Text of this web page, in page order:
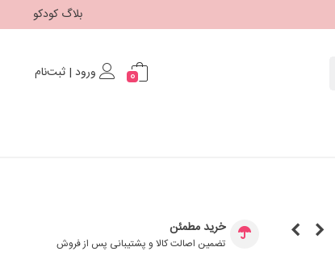
بلاگ کودکو
0 ورود | ثبت‌نام
خرید مطمئن
تضمین اصالت کالا و پشتیبانی پس از فروش